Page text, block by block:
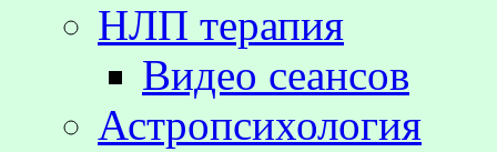
НЛП терапия
Видео сеансов
Астропсихология